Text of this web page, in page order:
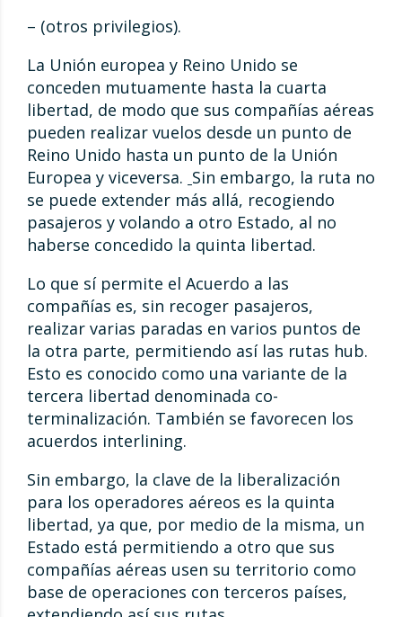
– (otros privilegios).
La Unión europea y Reino Unido se
conceden mutuamente hasta la cuarta
libertad, de modo que sus compañías aéreas
pueden realizar vuelos desde un punto de
Reino Unido hasta un punto de la Unión
Europea y viceversa. Sin embargo, la ruta no
se puede extender más allá, recogiendo
pasajeros y volando a otro Estado, al no
haberse concedido la quinta libertad.
Lo que sí permite el Acuerdo a las
compañías es, sin recoger pasajeros,
realizar varias paradas en varios puntos de
la otra parte, permitiendo así las rutas hub.
Esto es conocido como una variante de la
tercera libertad denominada co-
terminalización. También se favorecen los
acuerdos interlining.
Sin embargo, la clave de la liberalización
para los operadores aéreos es la quinta
libertad, ya que, por medio de la misma, un
Estado está permitiendo a otro que sus
compañías aéreas usen su territorio como
base de operaciones con terceros países,